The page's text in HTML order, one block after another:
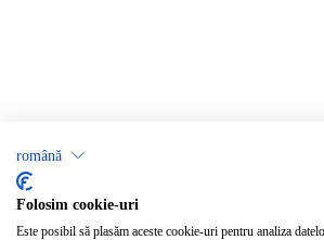
română
Folosim cookie-uri
Este posibil să plasăm aceste cookie-uri pentru analiza